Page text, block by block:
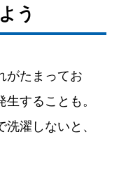
う
がたまってお
することも。
濯しないと、